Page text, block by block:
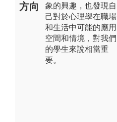
方向
象的興趣，也發現自
己對於心理學在職場
和生活中可能的應用
空間和情境，對我們
的學生來說相當重
要。